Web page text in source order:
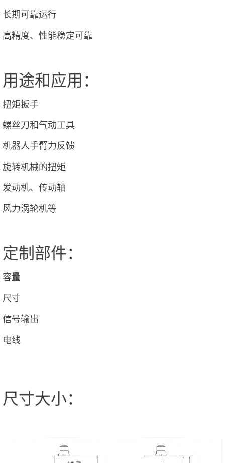
长期可靠运行
高精度、性能稳定可靠
用途和应用：
扭矩扳手
螺丝刀和气动工具
机器人手臂力反馈
旋转机械的扭矩
发动机、传动轴
风力涡轮机等
定制部件：
容量
尺寸
信号输出
电线
尺寸大小：